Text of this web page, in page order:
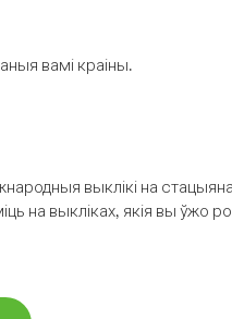
вамі краіны.
выклікі на
на выкліках, якія вы ўжо